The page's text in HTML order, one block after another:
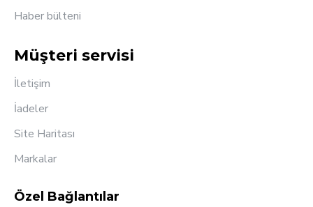
Haber bülteni
Müşteri servisi
İletişim
İadeler
Site Haritası
Markalar
Özel Bağlantılar